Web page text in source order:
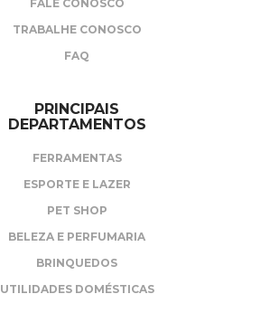
FALE CONOSCO
TRABALHE CONOSCO
FAQ
PRINCIPAIS
DEPARTAMENTOS
FERRAMENTAS
ESPORTE E LAZER
PET SHOP
BELEZA E PERFUMARIA
BRINQUEDOS
UTILIDADES DOMÉSTICAS